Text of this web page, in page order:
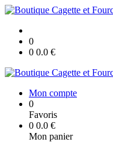
0
0 0.0 €
Mon compte
0
Favoris
0 0.0 €
Mon panier